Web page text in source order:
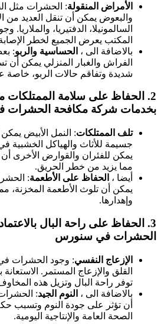
الأمراض المنقولة: الحشرات مثل
والبعوض يمكن أن تنقل العديد من
السالمونيلا، الدفتيريا،
المكتب يعرض الجميع لخطر
بالاضافة الى ، الحساسية والربو:
الفراش والغبار المنزلي يمكن
شديدة وتفاقم حالات الربو، خاصة
2. الحفاظ على سلامة الممتلكات
بخدمات شركة مكافحة
تلف الممتلكات: النمل الأبيض
جسيمة للأثاث والهياكل الخشبية
يمكن للفئران والقوارض الأخرى أن
مما يزيد من خطر الحريق.
أيضا ، الحفاظ على الأطعمة:
يمكن أن تلوث الأطعمة المخزنة،
وإهدارها.
3. الحفاظ على راحة البال
الحشرات في سنورس
الإزعاج النفسي: وجود الحشرات
القلق والإزعاج المستمر.
توفر راحة البال وتزيل هذه
بالاضافة الى ، النوم الجيد:
أن تؤثر على جودة النوم وتسبب
الصحة العامة والإنتاجية اليومية.